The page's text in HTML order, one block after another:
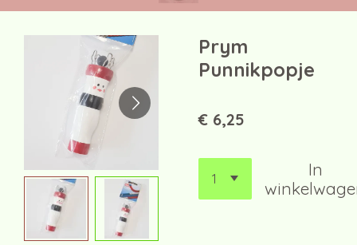
Prym
Punnikpopje
€ 6,25
In